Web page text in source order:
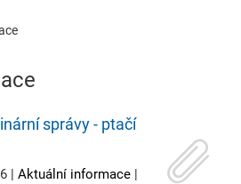
správy - ptačí
| Aktuální informace |